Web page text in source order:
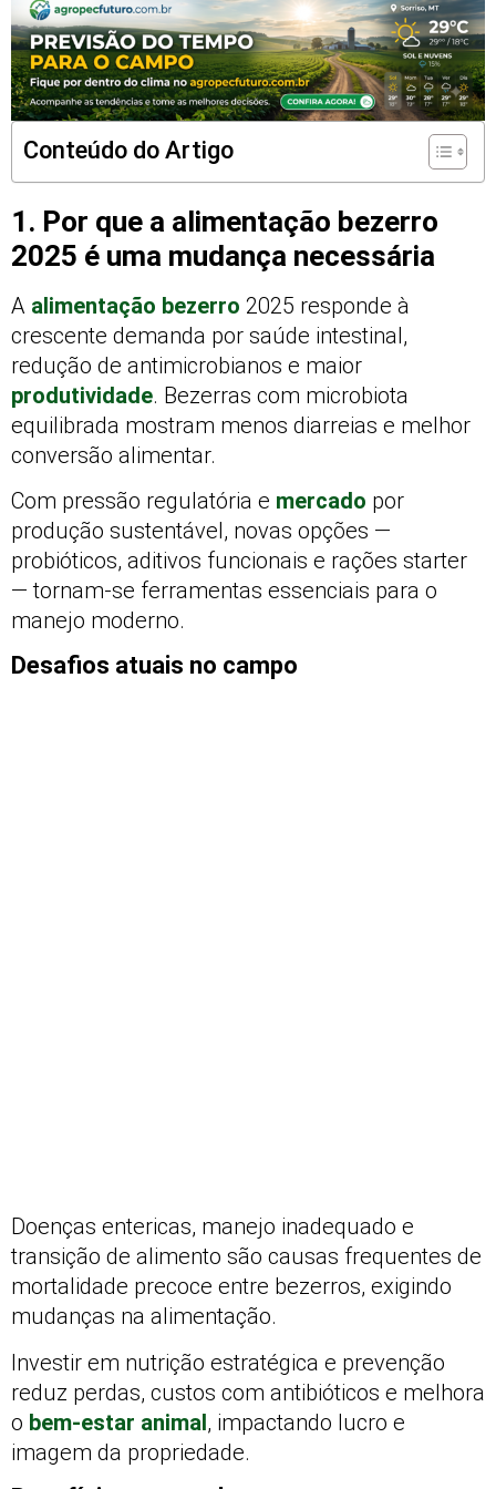
Conteúdo do Artigo
1. Por que a alimentação bezerro
2025 é uma mudança necessária
A alimentação bezerro 2025 responde à
crescente demanda por saúde intestinal,
redução de antimicrobianos e maior
produtividade. Bezerras com microbiota
equilibrada mostram menos diarreias e melhor
conversão alimentar.
Com pressão regulatória e mercado por
produção sustentável, novas opções —
probióticos, aditivos funcionais e rações starter
— tornam-se ferramentas essenciais para o
manejo moderno.
Desafios atuais no campo
Doenças entericas, manejo inadequado e
transição de alimento são causas frequentes de
mortalidade precoce entre bezerros, exigindo
mudanças na alimentação.
Investir em nutrição estratégica e prevenção
reduz perdas, custos com antibióticos e melhora
o bem-estar animal, impactando lucro e
imagem da propriedade.